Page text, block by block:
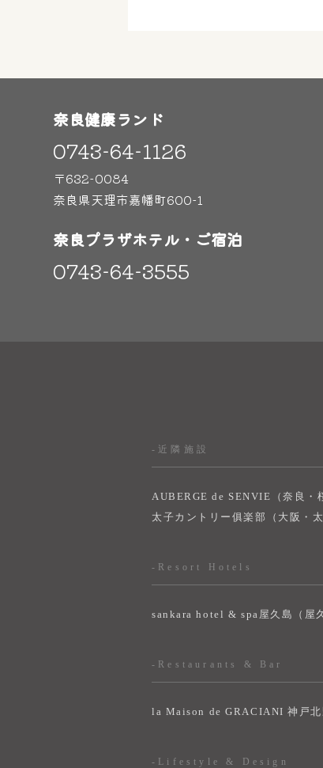
奈良健康ランド
0743-64-1126
〒632-0084
奈良県天理市嘉幡町600-1
奈良プラザホテル・ご宿泊
0743-64-3555
-近隣施設
AUBERGE de SENVIE（奈良・
太子カントリー俱楽部（大阪・太
-Resort Hotels
sankara hotel & spa屋久島（屋
-Restaurants & Bar
la Maison de GRACIANI 神戸北
-Lifestyle & Design